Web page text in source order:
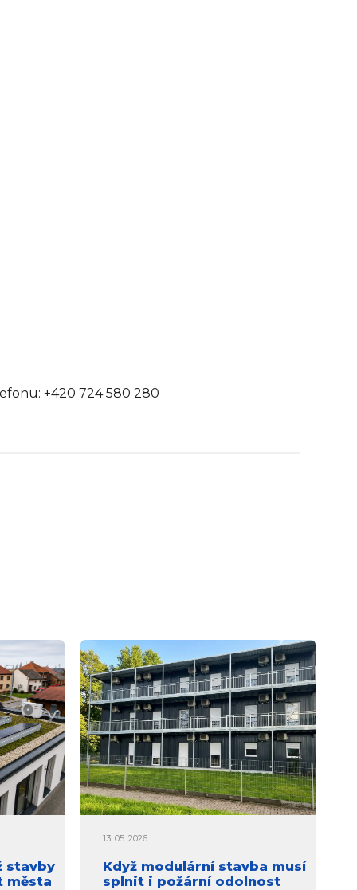
+420 724 580 280
stavby
města
13. 05. 2026
Když modulární stavba musí
splnit i požární odolnost